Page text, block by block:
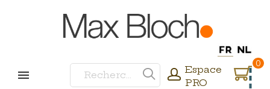
Espace
PRO
0